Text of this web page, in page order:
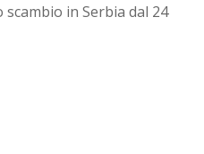
scambio in Serbia dal 24